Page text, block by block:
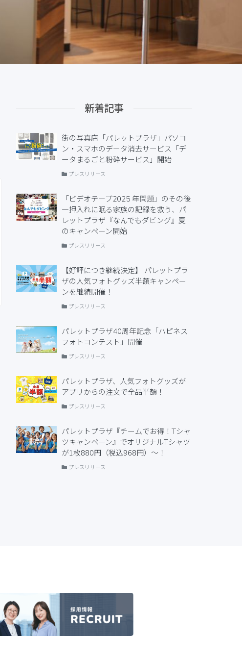
新着記事
街の写真店「パレットプラザ」パソコ
ン・スマホのデータ消去サービス「デ
ータまるごと粉砕サービス」開始
プレスリリース
「ビデオテープ2025 年問題」のその後
―押入れに眠る家族の記録を救う、パ
レットプラザ『なんでもダビング』夏
のキャンペーン開始
プレスリリース
【好評につき継続決定】 パレットプラ
ザの人気フォトグッズ半額キャンペー
ンを継続開催！
プレスリリース
パレットプラザ40周年記念「ハピネス
フォトコンテスト」開催
プレスリリース
パレットプラザ、人気フォトグッズが
アプリからの注文で全品半額！
プレスリリース
パレットプラザ『チームでお得！Tシャ
ツキャンペーン』でオリジナルTシャツ
が1枚880円（税込968円）〜！
プレスリリース